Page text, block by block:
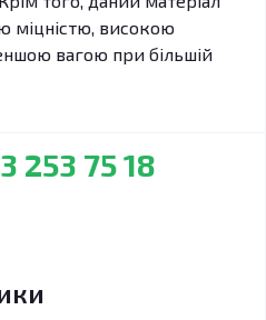
міцністю, високою
вагою при більшій
253 75 18